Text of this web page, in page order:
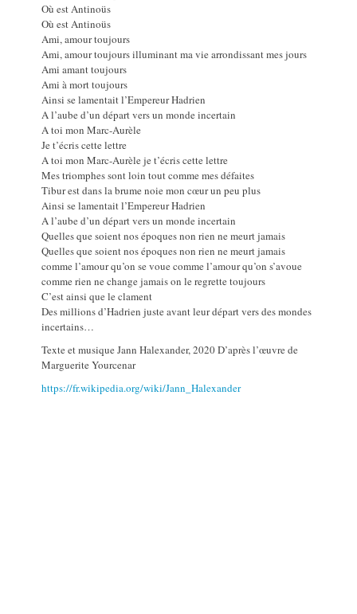
Où est Antinoüs
Où est Antinoüs
Ami, amour toujours
Ami, amour toujours illuminant ma vie arrondissant mes jours
Ami amant toujours
Ami à mort toujours
Ainsi se lamentait l’Empereur Hadrien
A l’aube d’un départ vers un monde incertain
A toi mon Marc-Aurèle
Je t’écris cette lettre
A toi mon Marc-Aurèle je t’écris cette lettre
Mes triomphes sont loin tout comme mes défaites
Tibur est dans la brume noie mon cœur un peu plus
Ainsi se lamentait l’Empereur Hadrien
A l’aube d’un départ vers un monde incertain
Quelles que soient nos époques non rien ne meurt jamais
Quelles que soient nos époques non rien ne meurt jamais
comme l’amour qu’on se voue comme l’amour qu’on s’avoue
comme rien ne change jamais on le regrette toujours
C’est ainsi que le clament
Des millions d’Hadrien juste avant leur départ vers des mondes
incertains…
Texte et musique Jann Halexander, 2020 D’après l’œuvre de
Marguerite Yourcenar
https://fr.wikipedia.org/wiki/Jann_Halexander